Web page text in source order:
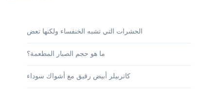
الحشرات التي تشبه الخنفساء ولكنها تعض
ما هو حجم الصبار المطعمة؟
كاتربيلر أبيض رقيق مع أشواك سوداء